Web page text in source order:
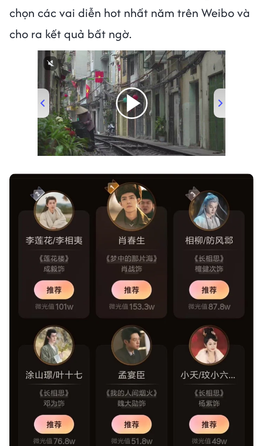
chọn các vai diễn hot nhất năm trên Weibo và
cho ra kết quả bất ngờ.
00:00/00:59